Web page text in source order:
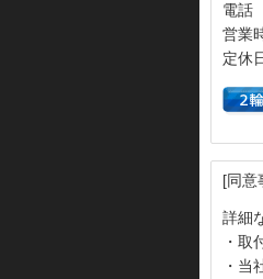
電話
営業
定休
[同意
詳細
・取
・当